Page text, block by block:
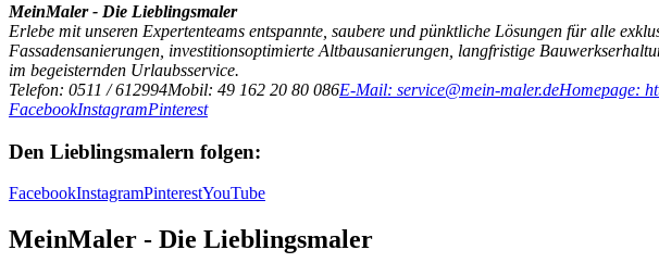
MeinMaler - Die Lieblingsmaler
Erlebe mit unseren Expertenteams entspannte, saubere und pünktliche Lösungen für alle
Fassadensanierungen, investitionsoptimierte Altbausanierungen, langfristige
im begeisternden Urlaubsservice.
Telefon: 0511 / 612994Mobil: 49 162 20 80 086E-Mail: service@mein-maler.deHomepage:
FacebookInstagramPinterest
Den Lieblingsmalern folgen:
FacebookInstagramPinterestYouTube
MeinMaler - Die Lieblingsmaler